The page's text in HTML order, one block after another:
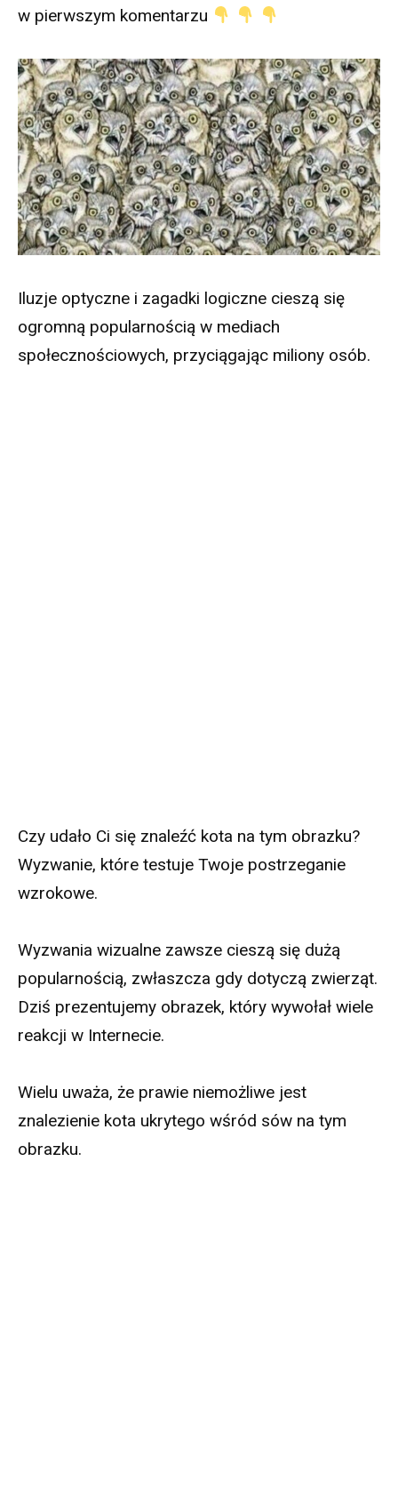
w pierwszym komentarzu
Iluzje optyczne i zagadki logiczne cieszą się
ogromną popularnością w mediach
społecznościowych, przyciągając miliony osób.
Czy udało Ci się znaleźć kota na tym obrazku?
Wyzwanie, które testuje Twoje postrzeganie
wzrokowe.
Wyzwania wizualne zawsze cieszą się dużą
popularnością, zwłaszcza gdy dotyczą zwierząt.
Dziś prezentujemy obrazek, który wywołał wiele
reakcji w Internecie.
Wielu uważa, że prawie niemożliwe jest
znalezienie kota ukrytego wśród sów na tym
obrazku.